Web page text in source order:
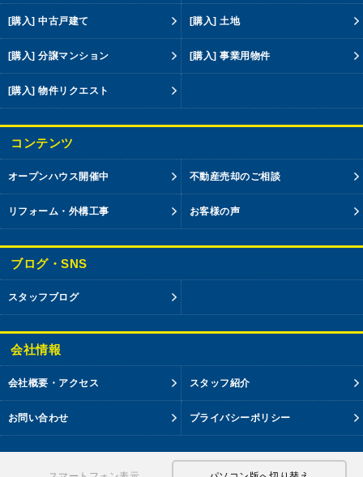
[購入] 中古戸建て [購入] 土地
[購入] 分譲マンション [購入] 事業用物件
[購入] 物件リクエスト
コンテンツ
オープンハウス開催中 不動産売却のご相談
リフォーム・外構工事 お客様の声
ブログ・SNS
スタッフブログ
会社情報
会社概要・アクセス スタッフ紹介
お問い合わせ プライバシーポリシー